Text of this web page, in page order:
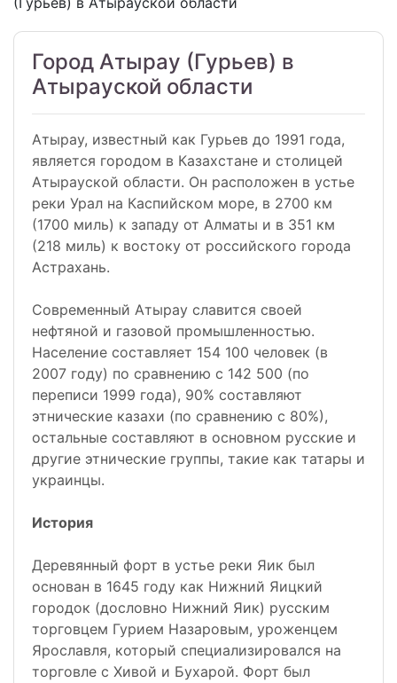
Город Атырау (Гурьев) в
Атырауской области
Атырау, известный как Гурьев до 1991 года,
является городом в Казахстане и столицей
Атырауской области. Он расположен в устье
реки Урал на Каспийском море, в 2700 км
(1700 миль) к западу от Алматы и в 351 км
(218 миль) к востоку от российского города
Астрахань.
Современный Атырау славится своей
нефтяной и газовой промышленностью.
Население составляет 154 100 человек (в
2007 году) по сравнению с 142 500 (по
переписи 1999 года), 90% составляют
этнические казахи (по сравнению с 80%),
остальные составляют в основном русские и
другие этнические группы, такие как татары и
украинцы.
История
Деревянный форт в устье реки Яик был
основан в 1645 году как Нижний Яицкий
городок (дословно Нижний Яик) русским
торговцем Гурием Назаровым, уроженцем
Ярославля, который специализировался на
торговле с Хивой и Бухарой. Форт был